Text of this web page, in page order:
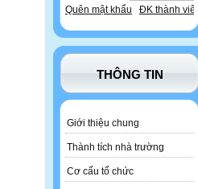
Quên mật khẩu ĐK thành viên
THÔNG TIN
Giới thiệu chung
Thành tích nhà trường
Cơ cấu tổ chức